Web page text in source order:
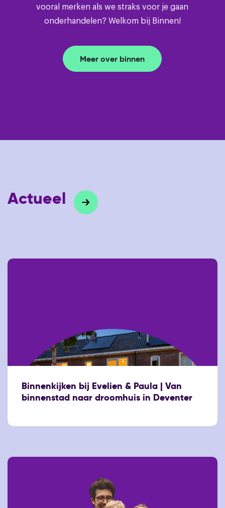
vooral merken als we straks voor je gaan
onderhandelen? Welkom bij Binnen!
Meer over binnen
Actueel
Binnenkijken bij Evelien & Paula | Van
binnenstad naar droomhuis in Deventer